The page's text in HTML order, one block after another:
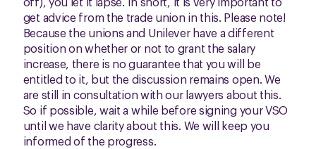
get advice from the trade union in this. Please note!
Because the unions and Unilever have a different
position on whether or not to grant the salary
increase, there is no guarantee that you will be
entitled to it, but the discussion remains open. We
are still in consultation with our lawyers about this.
So if possible, wait a while before signing your VSO
until we have clarity about this. We will keep you
informed of the progress.